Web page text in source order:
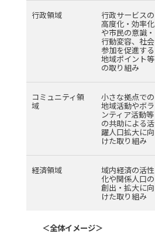
行政領域 行政サービスの
高度化・効率化
や市民の意識・
行動変容、社会
参加を促進する
地域ポイント等
の取り組み
コミュニティ領
域
小さな拠点での
地域活動やボラ
ンティア活動等
の共助による活
躍人口拡大に向
けた取り組み
経済領域 域内経済の活性
化や関係人口の
創出・拡大に向
けた取り組み
＜全体イメージ＞